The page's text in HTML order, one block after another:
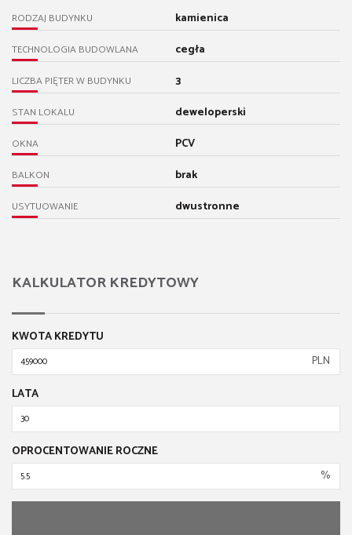
RODZAJ BUDYNKU kamienica
TECHNOLOGIA BUDOWLANA cegła
LICZBA PIĘTER W BUDYNKU 3
STAN LOKALU deweloperski
OKNA PCV
BALKON brak
USYTUOWANIE dwustronne
KALKULATOR KREDYTOWY
KWOTA KREDYTU
PLN
LATA
OPROCENTOWANIE ROCZNE
%